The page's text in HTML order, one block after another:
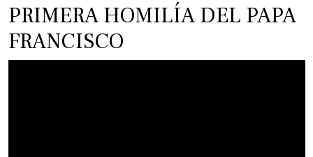
PRIMERA HOMILÍA DEL PAPA
FRANCISCO